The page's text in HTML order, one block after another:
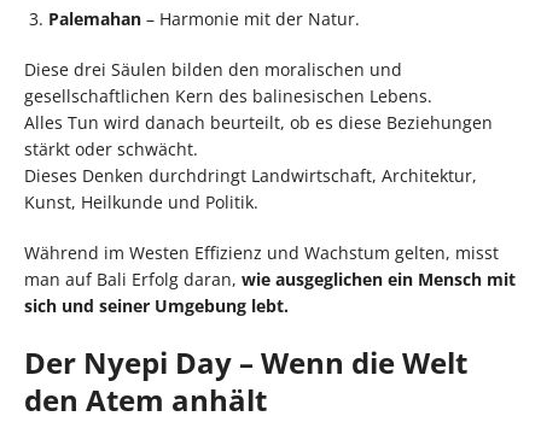
Palemahan – Harmonie mit der Natur.
Diese drei Säulen bilden den moralischen und
gesellschaftlichen Kern des balinesischen Lebens.
Alles Tun wird danach beurteilt, ob es diese Beziehungen
stärkt oder schwächt.
Dieses Denken durchdringt Landwirtschaft, Architektur,
Kunst, Heilkunde und Politik.
Während im Westen Effizienz und Wachstum gelten, misst
man auf Bali Erfolg daran, wie ausgeglichen ein Mensch mit
sich und seiner Umgebung lebt.
Der Nyepi Day – Wenn die Welt
den Atem anhält